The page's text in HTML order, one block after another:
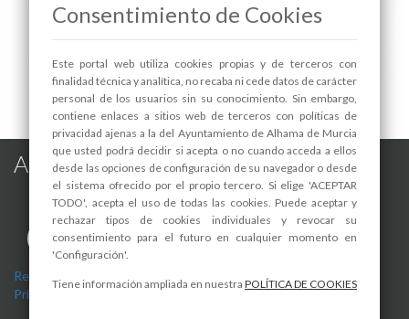
CINE: "MINECRAFT" - 1
Alhama de Murcia en las Redes
Registro de actividades de tratamiento Aviso Legal
Privacidad
Política de Cookies
Consentimiento de Cookies
Este portal web utiliza cookies propias y de terceros con
finalidad técnica y analítica, no recaba ni cede datos de carácter
personal de los usuarios sin su conocimiento. Sin embargo,
contiene enlaces a sitios web de terceros con políticas de
privacidad ajenas a la del Ayuntamiento de Alhama de Murcia
que usted podrá decidir si acepta o no cuando acceda a ellos
desde las opciones de configuración de su navegador o desde
el sistema ofrecido por el propio tercero. Si elige 'ACEPTAR
TODO', acepta el uso de todas las cookies. Puede aceptar y
rechazar tipos de cookies individuales y revocar su
consentimiento para el futuro en cualquier momento en
'Configuración'.
Tiene información ampliada en nuestra POLÍTICA DE COOKIES